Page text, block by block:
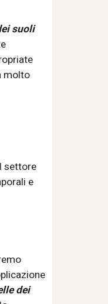
suoli
molto
settore
e
dei